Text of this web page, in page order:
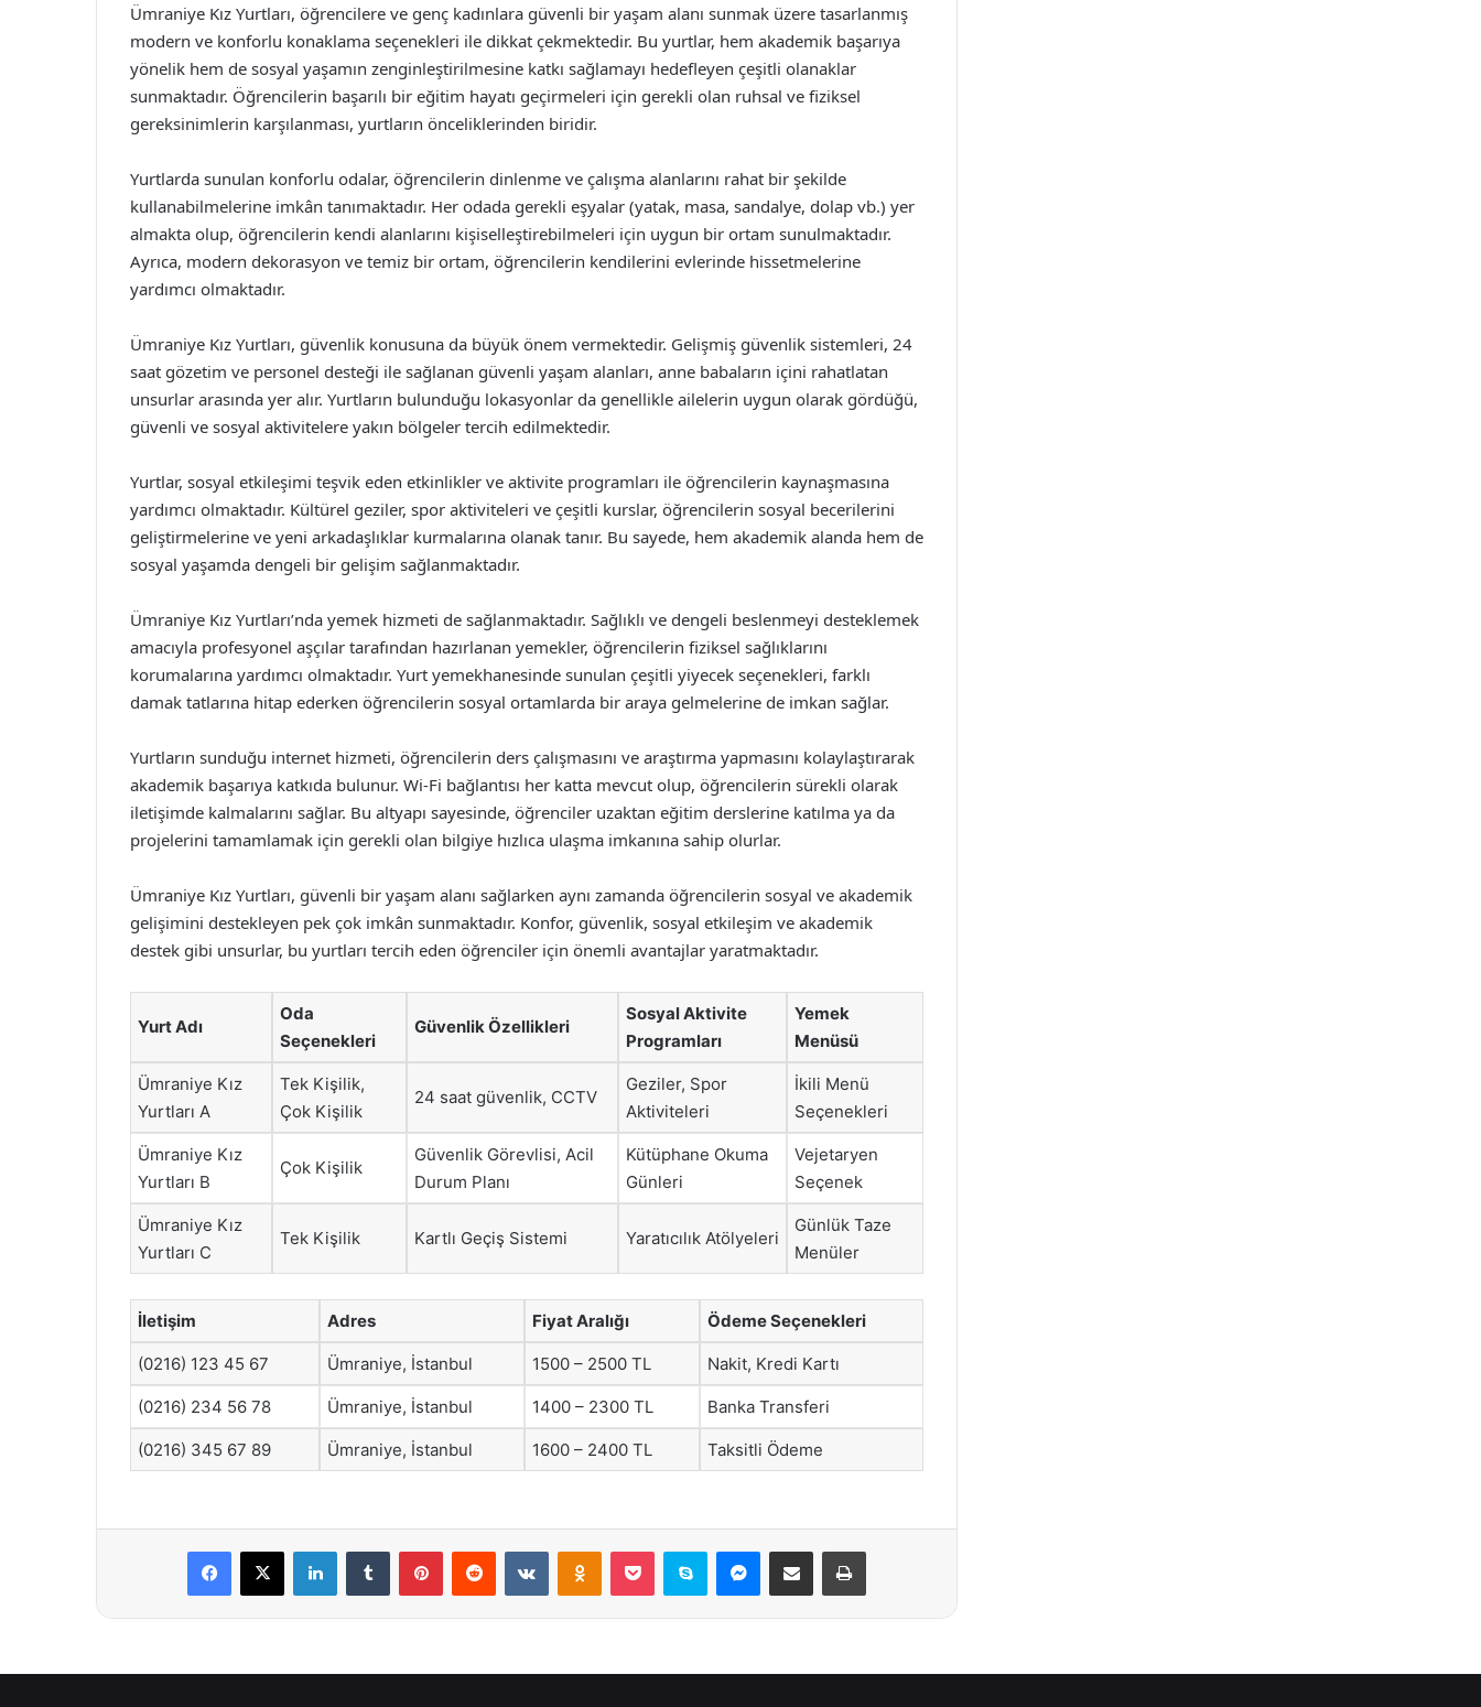
Ümraniye Kız Yurtları, öğrencilere ve genç kadınlara güvenli bir yaşam alanı sunmak üzere tasarlanmış
modern ve konforlu konaklama seçenekleri ile dikkat çekmektedir. Bu yurtlar, hem akademik başarıya
yönelik hem de sosyal yaşamın zenginleştirilmesine katkı sağlamayı hedefleyen çeşitli olanaklar
sunmaktadır. Öğrencilerin başarılı bir eğitim hayatı geçirmeleri için gerekli olan ruhsal ve fiziksel
gereksinimlerin karşılanması, yurtların önceliklerinden biridir.
Yurtlarda sunulan konforlu odalar, öğrencilerin dinlenme ve çalışma alanlarını rahat bir şekilde
kullanabilmelerine imkân tanımaktadır. Her odada gerekli eşyalar (yatak, masa, sandalye, dolap vb.) yer
almakta olup, öğrencilerin kendi alanlarını kişiselleştirebilmeleri için uygun bir ortam sunulmaktadır.
Ayrıca, modern dekorasyon ve temiz bir ortam, öğrencilerin kendilerini evlerinde hissetmelerine
yardımcı olmaktadır.
Ümraniye Kız Yurtları, güvenlik konusuna da büyük önem vermektedir. Gelişmiş güvenlik sistemleri, 24
saat gözetim ve personel desteği ile sağlanan güvenli yaşam alanları, anne babaların içini rahatlatan
unsurlar arasında yer alır. Yurtların bulunduğu lokasyonlar da genellikle ailelerin uygun olarak gördüğü,
güvenli ve sosyal aktivitelere yakın bölgeler tercih edilmektedir.
Yurtlar, sosyal etkileşimi teşvik eden etkinlikler ve aktivite programları ile öğrencilerin kaynaşmasına
yardımcı olmaktadır. Kültürel geziler, spor aktiviteleri ve çeşitli kurslar, öğrencilerin sosyal becerilerini
geliştirmelerine ve yeni arkadaşlıklar kurmalarına olanak tanır. Bu sayede, hem akademik alanda hem de
sosyal yaşamda dengeli bir gelişim sağlanmaktadır.
Ümraniye Kız Yurtları’nda yemek hizmeti de sağlanmaktadır. Sağlıklı ve dengeli beslenmeyi desteklemek
amacıyla profesyonel aşçılar tarafından hazırlanan yemekler, öğrencilerin fiziksel sağlıklarını
korumalarına yardımcı olmaktadır. Yurt yemekhanesinde sunulan çeşitli yiyecek seçenekleri, farklı
damak tatlarına hitap ederken öğrencilerin sosyal ortamlarda bir araya gelmelerine de imkan sağlar.
Yurtların sunduğu internet hizmeti, öğrencilerin ders çalışmasını ve araştırma yapmasını kolaylaştırarak
akademik başarıya katkıda bulunur. Wi-Fi bağlantısı her katta mevcut olup, öğrencilerin sürekli olarak
iletişimde kalmalarını sağlar. Bu altyapı sayesinde, öğrenciler uzaktan eğitim derslerine katılma ya da
projelerini tamamlamak için gerekli olan bilgiye hızlıca ulaşma imkanına sahip olurlar.
Ümraniye Kız Yurtları, güvenli bir yaşam alanı sağlarken aynı zamanda öğrencilerin sosyal ve akademik
gelişimini destekleyen pek çok imkân sunmaktadır. Konfor, güvenlik, sosyal etkileşim ve akademik
destek gibi unsurlar, bu yurtları tercih eden öğrenciler için önemli avantajlar yaratmaktadır.
Yurt Adı
Oda
Seçenekleri
Güvenlik Özellikleri
Sosyal Aktivite
Programları
Yemek
Menüsü
Ümraniye Kız
Yurtları A
Tek Kişilik,
Çok Kişilik
24 saat güvenlik, CCTV
Geziler, Spor
Aktiviteleri
İkili Menü
Seçenekleri
Ümraniye Kız
Yurtları B
Çok Kişilik
Güvenlik Görevlisi, Acil
Durum Planı
Kütüphane Okuma
Günleri
Vejetaryen
Seçenek
Ümraniye Kız
Yurtları C
Tek Kişilik Kartlı Geçiş Sistemi Yaratıcılık Atölyeleri
Günlük Taze
Menüler
İletişim Adres Fiyat Aralığı Ödeme Seçenekleri
(0216) 123 45 67 Ümraniye, İstanbul 1500 – 2500 TL Nakit, Kredi Kartı
(0216) 234 56 78 Ümraniye, İstanbul 1400 – 2300 TL Banka Transferi
(0216) 345 67 89 Ümraniye, İstanbul 1600 – 2400 TL Taksitli Ödeme
Facebook
X LinkedInTumblr PinterestReddit VKontakteOdnoklassniki
Pocket Skype Messenger
E-Posta ile paylaş Yazdır